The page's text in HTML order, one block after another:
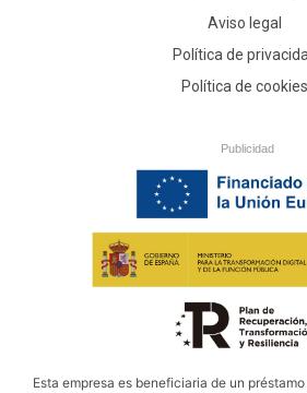
Aviso legal
Política de
Política de cookies
Publicidad
Esta empresa es beneficiaria de un